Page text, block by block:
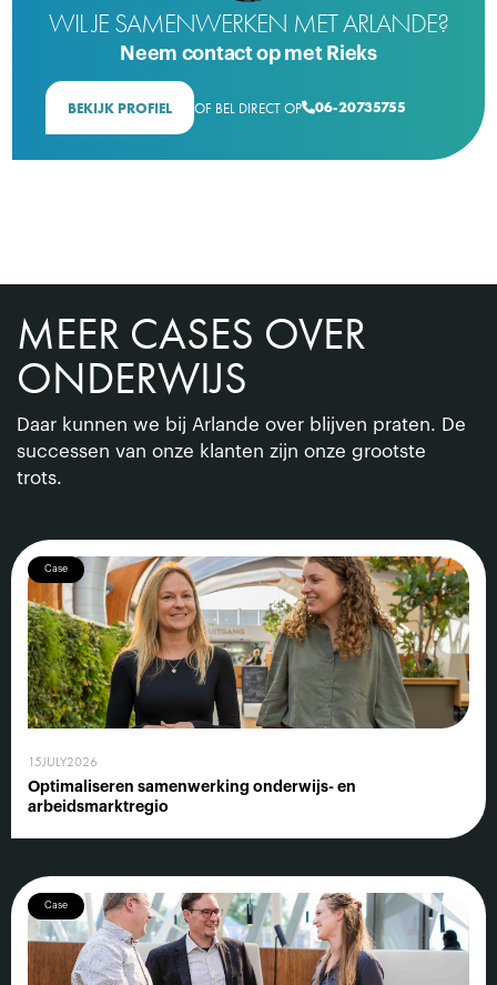
WIL JE SAMENWERKEN MET ARLANDE?
Neem contact op met Rieks
BEKIJK PROFIEL OF BEL DIRECT OP06-20735755
MEER CASES OVER
ONDERWIJS
Daar kunnen we bij Arlande over blijven praten. De
successen van onze klanten zijn onze grootste
trots.
Case
15JULY2026
Optimaliseren samenwerking onderwijs- en
arbeidsmarktregio
Case